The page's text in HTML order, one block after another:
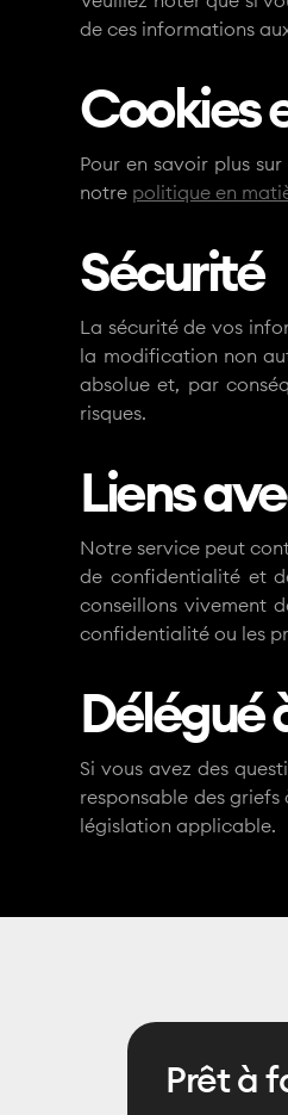
de ces informations
Cookies
Pour en savoir plus
notre politique en
Sécurité
La sécurité de vos
la modification non
absolue et, par
risques.
Liens
Notre service peut
de confidentialité et
conseillons vivement
confidentialité ou les
Délégué
Si vous avez des
responsable des
législation applicable.
Prêt à